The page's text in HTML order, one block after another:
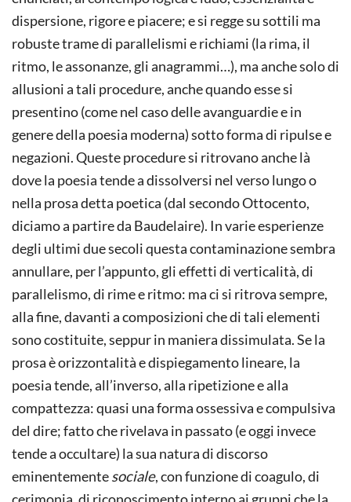
dispersione, rigore e piacere; e si regge su sottili ma
robuste trame di parallelismi e richiami (la rima, il
ritmo, le assonanze, gli anagrammi…), ma anche solo di
allusioni a tali procedure, anche quando esse si
presentino (come nel caso delle avanguardie e in
genere della poesia moderna) sotto forma di ripulse e
negazioni. Queste procedure si ritrovano anche là
dove la poesia tende a dissolversi nel verso lungo o
nella prosa detta poetica (dal secondo Ottocento,
diciamo a partire da Baudelaire). In varie esperienze
degli ultimi due secoli questa contaminazione sembra
annullare, per l’appunto, gli effetti di verticalità, di
parallelismo, di rime e ritmo: ma ci si ritrova sempre,
alla fine, davanti a composizioni che di tali elementi
sono costituite, seppur in maniera dissimulata. Se la
prosa è orizzontalità e dispiegamento lineare, la
poesia tende, all’inverso, alla ripetizione e alla
compattezza: quasi una forma ossessiva e compulsiva
del dire; fatto che rivelava in passato (e oggi invece
tende a occultare) la sua natura di discorso
eminentementesociale, con funzione di coagulo, di